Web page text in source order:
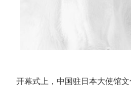
开幕式上，中国驻日本大使馆